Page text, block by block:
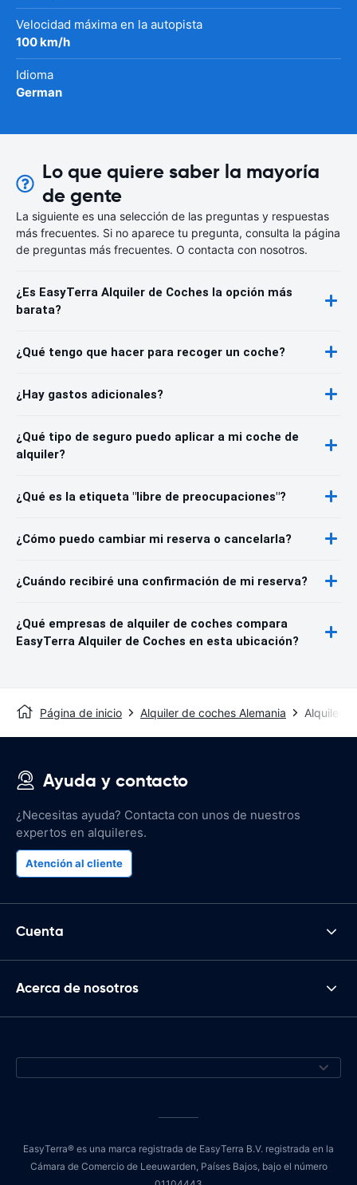
Velocidad máxima en la autopista
100 km/h
Idioma
German
Lo que quiere saber la mayoría
de gente
La siguiente es una selección de las preguntas y respuestas
más frecuentes. Si no aparece tu pregunta, consulta la página
de preguntas más frecuentes. O contacta con nosotros.
¿Es EasyTerra Alquiler de Coches la opción más
barata?
¿Qué tengo que hacer para recoger un coche?
¿Hay gastos adicionales?
¿Qué tipo de seguro puedo aplicar a mi coche de
alquiler?
¿Qué es la etiqueta "libre de preocupaciones"?
¿Cómo puedo cambiar mi reserva o cancelarla?
¿Cuándo recibiré una confirmación de mi reserva?
¿Qué empresas de alquiler de coches compara
EasyTerra Alquiler de Coches en esta ubicación?
Página de inicio Alquiler de coches Alemania Alquiler
Ayuda y contacto
¿Necesitas ayuda? Contacta con unos de nuestros
expertos en alquileres.
Atención al cliente
Cuenta
Acerca de nosotros
EasyTerra® es una marca registrada de EasyTerra B.V. registrada en la
Cámara de Comercio de Leeuwarden, Países Bajos, bajo el número